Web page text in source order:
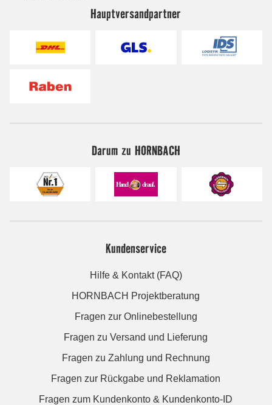
Hauptversandpartner
Darum zu HORNBACH
Kundenservice
Hilfe & Kontakt (FAQ)
HORNBACH Projektberatung
Fragen zur Onlinebestellung
Fragen zu Versand und Lieferung
Fragen zu Zahlung und Rechnung
Fragen zur Rückgabe und Reklamation
Fragen zum Kundenkonto & Kundenkonto-ID